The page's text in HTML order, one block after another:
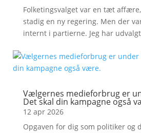
Folketingsvalget var en tæt
stadig en ny regering. Men der
internt i partierne. Jeg har
Vælgernes medieforbrug er
Det skal din kampagne også
12 apr 2026
Opgaven for dig som politiker og